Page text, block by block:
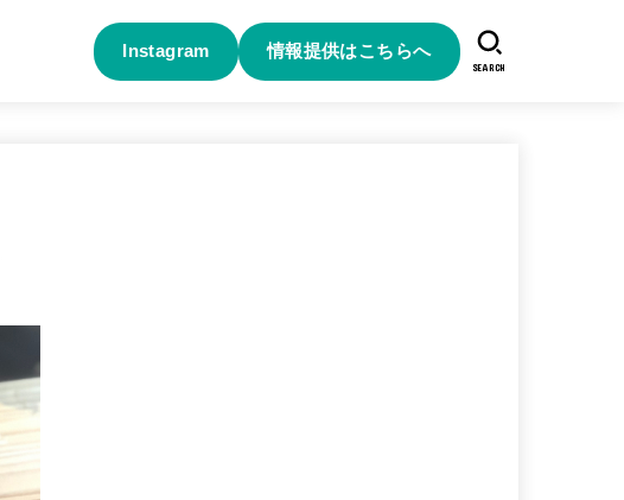
Instagram 情報提供はこちらへ
SEARCH